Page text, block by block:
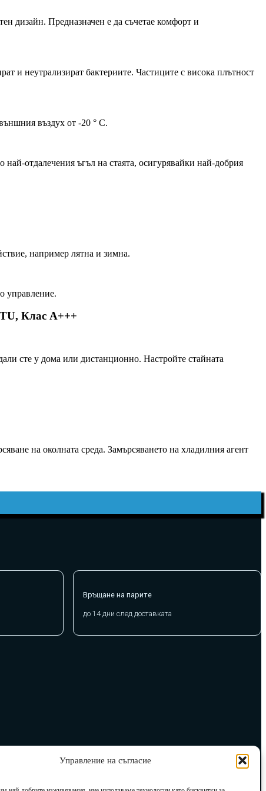
Управление на съгласие
дизайн. Предназначен е да съчетае комфорт и
и неутрализират бактериите. Частиците с висока плътност
въздух от -20 ° C.
отдалечения ъгъл на стаята, осигурявайки най-добрия
например лятна и зимна.
управление.
Клас A+++
сте у дома или дистанционно. Настройте стайната
на околната среда. Замърсяването на хладилния агент
Връщане на парите
до 14 дни след доставката